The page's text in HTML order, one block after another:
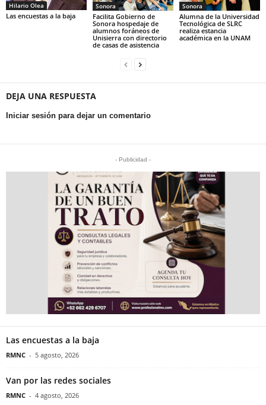
Hilario Olea
Las encuestas a la baja
Sonora
Facilita Gobierno de
Sonora hospedaje de
alumnos foráneos de
Unisierra con directorio
de casas de asistencia
Sonora
Alumna de la Universidad
Tecnológica de SLRC
realiza estancia
académica en la UNAM
DEJA UNA RESPUESTA
Iniciar sesión para dejar un comentario
- Publicidad -
Las encuestas a la baja
RMNC - 5 agosto, 2026
Van por las redes sociales
RMNC - 4 agosto, 2026